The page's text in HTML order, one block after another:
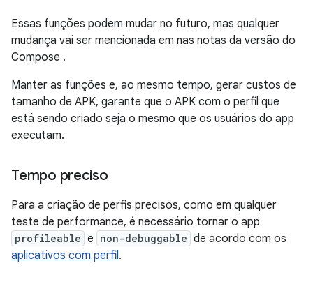
Essas funções podem mudar no futuro, mas qualquer
mudança vai ser mencionada em nas notas da versão do
Compose .
Manter as funções e, ao mesmo tempo, gerar custos de
tamanho de APK, garante que o APK com o perfil que
está sendo criado seja o mesmo que os usuários do app
executam.
Tempo preciso
Para a criação de perfis precisos, como em qualquer
teste de performance, é necessário tornar o app
profileable e non-debuggable de acordo com os
aplicativos com perfil.